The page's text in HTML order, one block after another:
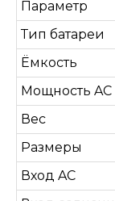
Параметр
Тип батареи
Ёмкость
Мощность AC
Вес
Размеры
Вход AC